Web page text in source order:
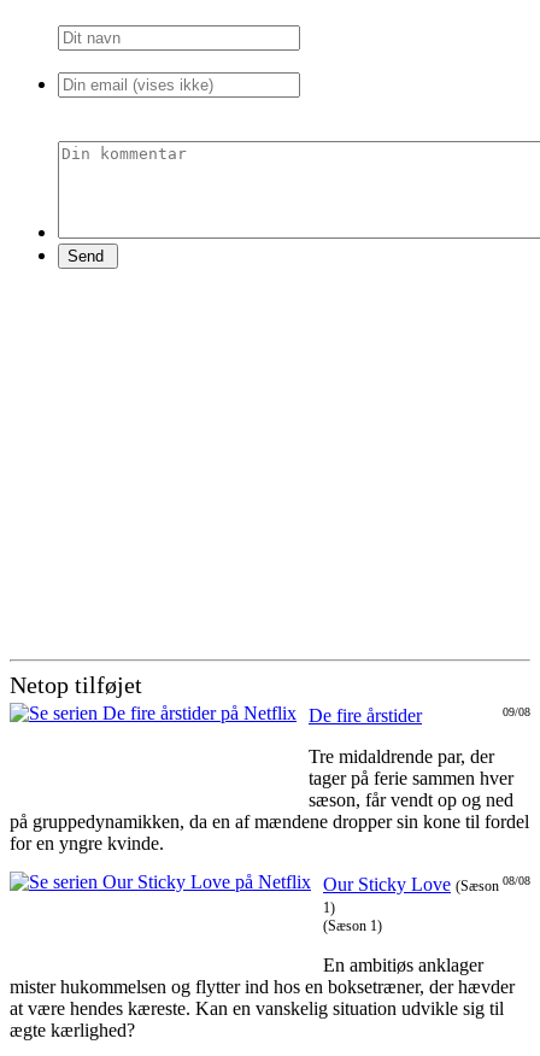
Netop tilføjet
09/08
De fire årstider
Tre midaldrende par, der
tager på ferie sammen hver
sæson, får vendt op og ned
på gruppedynamikken, da en af mændene dropper sin kone til fordel
for en yngre kvinde.
08/08
Our Sticky Love (Sæson
1)
(Sæson 1)
En ambitiøs anklager
mister hukommelsen og flytter ind hos en boksetræner, der hævder
at være hendes kæreste. Kan en vanskelig situation udvikle sig til
ægte kærlighed?